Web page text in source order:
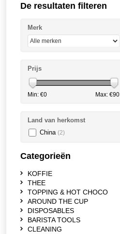
De resultaten filteren
Merk
Prijs
Min: €0 Max: €90
Land van herkomst
China (2)
Categorieën
KOFFIE
THEE
TOPPING & HOT CHOCO
AROUND THE CUP
DISPOSABLES
BARISTA TOOLS
CLEANING